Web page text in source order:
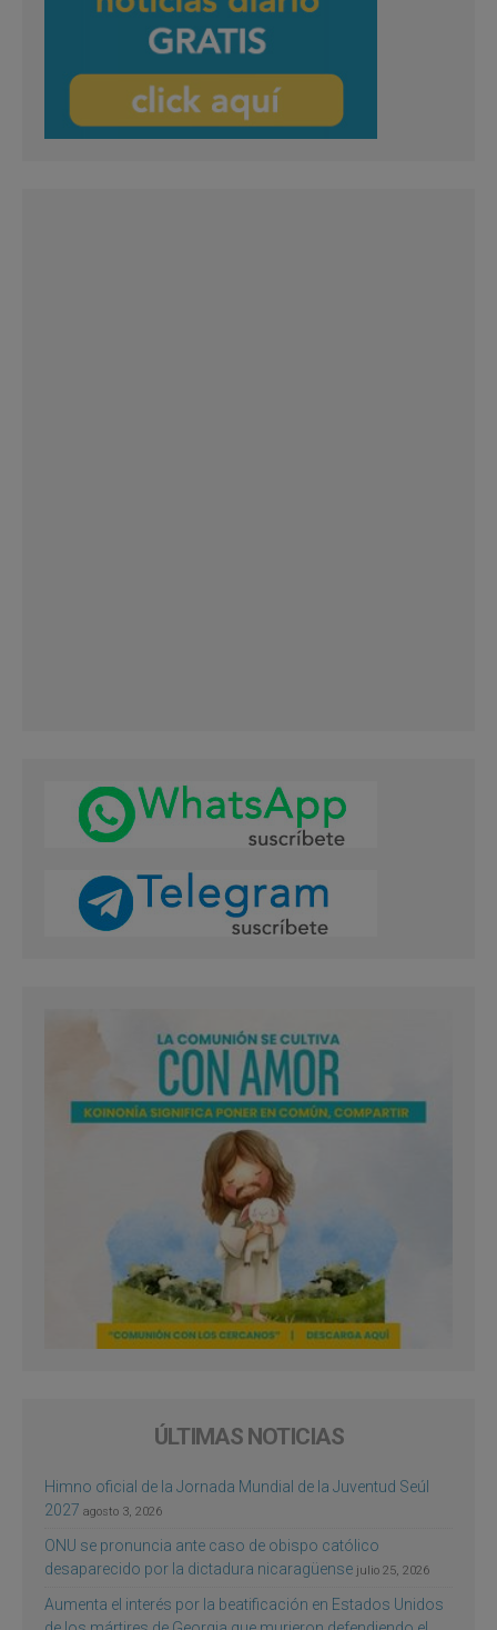
ÚLTIMAS NOTICIAS
Himno oficial de la Jornada Mundial de la Juventud Seúl
2027 agosto 3, 2026
ONU se pronuncia ante caso de obispo católico
desaparecido por la dictadura nicaragüense julio 25, 2026
Aumenta el interés por la beatificación en Estados Unidos